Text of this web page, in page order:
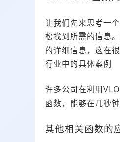
让我们先来思考一
松找到所需的信息
的详细信息，这在
行业中的具体案例
许多公司在利用
函数，能够在几秒
其他相关函数的